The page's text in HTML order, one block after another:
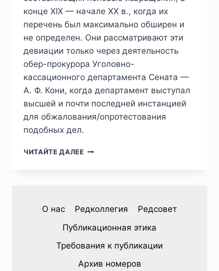
конце XIX — начале ХХ в., когда их
перечень был максимально обширен и
не определен. Они рассматривают эти
девиации только через деятельность
обер-прокурора Уголовно-
кассационного департамента Сената —
А. Ф. Кони, когда департамент выступал
высшей и почти последней инстанцией
для обжалования/опротестования
подобных дел.
ЧИТАЙТЕ ДАЛЕЕПИЖ
Д.В.РЫБИН.
А.
Ф.
В
О нас Редколлегия
Редсовет
Публикационная этика
Требования к публикации
Архив номеров